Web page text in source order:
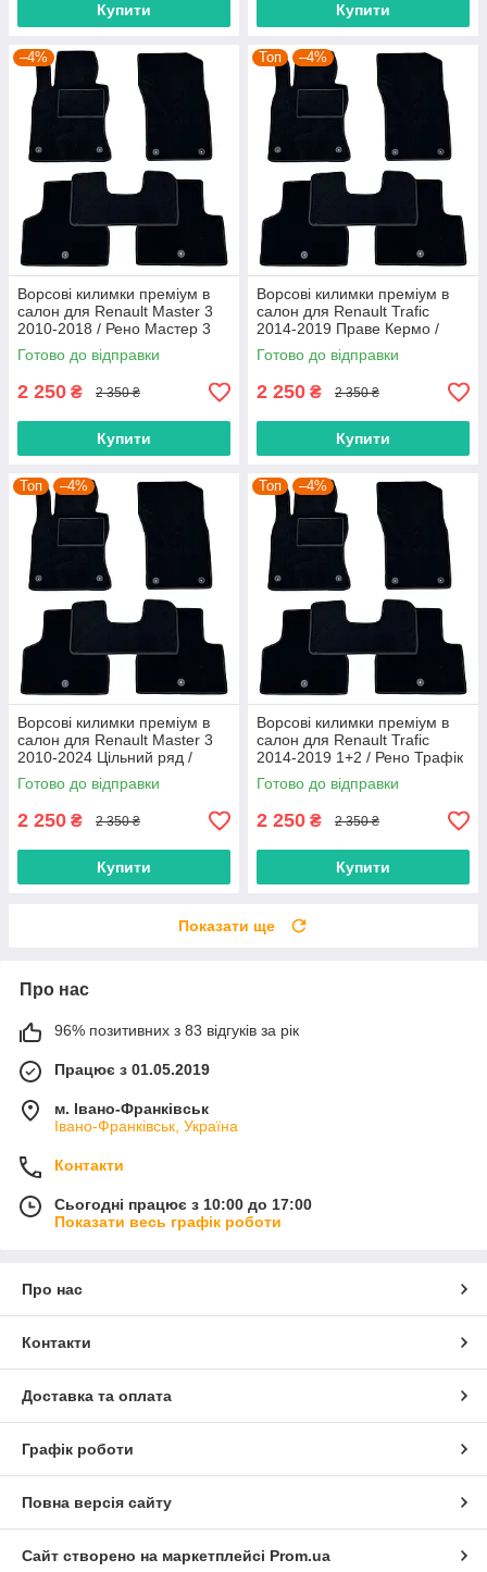
Купити Купити
–4%
Ворсові килимки преміум в
салон для Renault Master 3
2010-2018 / Рено Мастер 3
килимки
Готово до відправки
2 250 ₴ 2 350 ₴
Купити
Топ –4%
Ворсові килимки преміум в
салон для Renault Trafic
2014-2019 Праве Кермо /
Рено Трафік килимки
Готово до відправки
2 250 ₴ 2 350 ₴
Купити
Топ –4%
Ворсові килимки преміум в
салон для Renault Master 3
2010-2024 Цільний ряд /
Рено Мастер 3 килимки
Готово до відправки
2 250 ₴ 2 350 ₴
Купити
Топ –4%
Ворсові килимки преміум в
салон для Renault Trafic
2014-2019 1+2 / Рено Трафік
килимки
Готово до відправки
2 250 ₴ 2 350 ₴
Купити
Показати ще
Про нас
96% позитивних з 83 відгуків за рік
Працює з 01.05.2019
м. Івано-Франківськ
Івано-Франківськ, Україна
Контакти
Сьогодні працює з 10:00 до 17:00
Показати весь графік роботи
Про нас
Контакти
Доставка та оплата
Графік роботи
Повна версія сайту
Сайт створено на маркетплейсі Prom.ua